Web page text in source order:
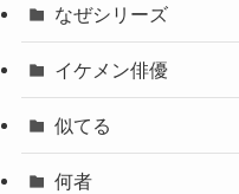
なぜシリーズ
イケメン俳優
似てる
何者